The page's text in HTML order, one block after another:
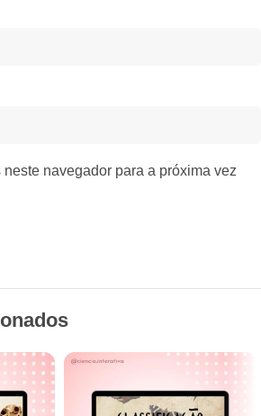
navegador para a próxima vez